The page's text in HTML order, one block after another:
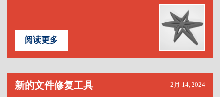
阅读更多
新的文件修复工具 2月 14, 2024